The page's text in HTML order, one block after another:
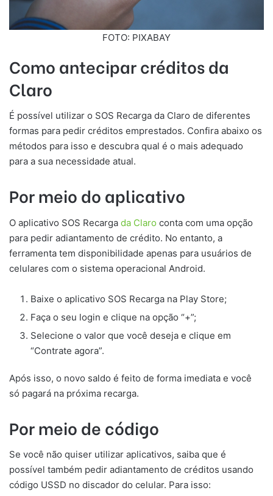
FOTO: PIXABAY
Como antecipar créditos da
Claro
É possível utilizar o SOS Recarga da Claro de diferentes
formas para pedir créditos emprestados. Confira abaixo os
métodos para isso e descubra qual é o mais adequado
para a sua necessidade atual.
Por meio do aplicativo
O aplicativo SOS Recarga da Claro conta com uma opção
para pedir adiantamento de crédito. No entanto, a
ferramenta tem disponibilidade apenas para usuários de
celulares com o sistema operacional Android.
Baixe o aplicativo SOS Recarga na Play Store;
Faça o seu login e clique na opção “+”;
Selecione o valor que você deseja e clique em
“Contrate agora”.
Após isso, o novo saldo é feito de forma imediata e você
só pagará na próxima recarga.
Por meio de código
Se você não quiser utilizar aplicativos, saiba que é
possível também pedir adiantamento de créditos usando
código USSD no discador do celular. Para isso: